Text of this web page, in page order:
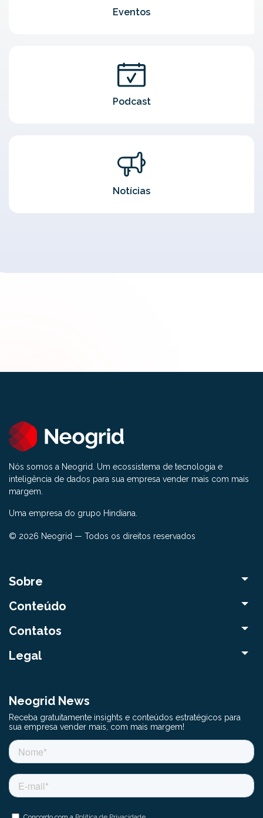
Eventos
Podcast
Notícias
Nós somos a Neogrid. Um ecossistema de tecnologia e
inteligência de dados para sua empresa vender mais com mais
margem.
Uma empresa do grupo Hindiana.
© 2026 Neogrid — Todos os direitos reservados
Sobre
Conteúdo
Contatos
Legal
Neogrid News